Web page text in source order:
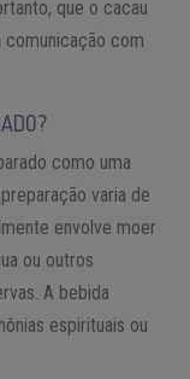
que o cacau
comunicação com
como uma
varia de
envolve moer
ou outros
A bebida
espirituais ou